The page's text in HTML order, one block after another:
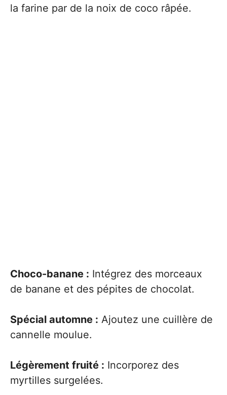
la farine par de la noix de coco râpée.
Choco-banane : Intégrez des morceaux
de banane et des pépites de chocolat.
Spécial automne : Ajoutez une cuillère de
cannelle moulue.
Légèrement fruité : Incorporez des
myrtilles surgelées.